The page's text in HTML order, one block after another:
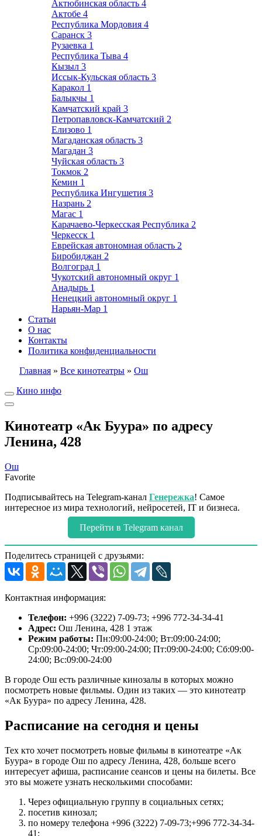
Актюбинская область 4
Актобе 4
Республика Мордовия 4
Саранск 3
Рузаевка 1
Республика Тыва 4
Кызыл 3
Иссык-Кульская область 3
Каракол 1
Балыкчы 1
Камчатский край 3
Петропавловск-Камчатский 2
Елизово 1
Магаданская область 3
Магадан 3
Чуйская область 3
Токмок 2
Кемин 1
Республика Ингушетия 3
Назрань 2
Магас 1
Карачаево-Черкесская Республика 2
Черкесск 1
Еврейская автономная область 2
Биробиджан 2
Волгоград 1
Чукотский автономный округ 1
Анадырь 1
Ненецкий автономный округ 1
Нарьян-Мар 1
Статьи
О нас
Контакты
Политика конфиденциальности
Главная » Все кинотеатры » Ош
Кино инфо
Кинотеатр «Ак Буура» по адресу
Ленина, 428
Ош
Favorite
Подписывайтесь на Telegram-канал Генережка! Самое
интересное из мира технологий, нейросетей, IT и бизнеса.
Перейти в Telegram канал
Поделитесь страницей с друзьями:
Контактная информация:
Телефон: +996 (3222) 7-09-73; +996 772-34-34-41
Адрес: Ош Ленина, 428 1 этаж
Режим работы: Пн:09:00-24:00; Вт:09:00-24:00;
Ср:09:00-24:00; Чт:09:00-24:00; Пт:09:00-24:00; Сб:09:00-
24:00; Вс:09:00-24:00
В городе Ош есть различные кинозалы в которых можно
посмотреть новые фильмы. Один из таких — это кинотеатр
«Ак Буура» по адресу Ленина, 428.
Расписание на сегодня и цены
Тех кто хочет посмотреть новые фильмы в кинотеатре «Ак
Буура» в городе Ош по адресу Ленина, 428, больше всего
интересует афиша, расписание сеансов и цены на билеты. Все
это вы можете узнать несколькими способами:
Через официальную группу в социальных сетях;
посетив кинозал;
по номеру телефона +996 (3222) 7-09-73;+996 772-34-34-
41;